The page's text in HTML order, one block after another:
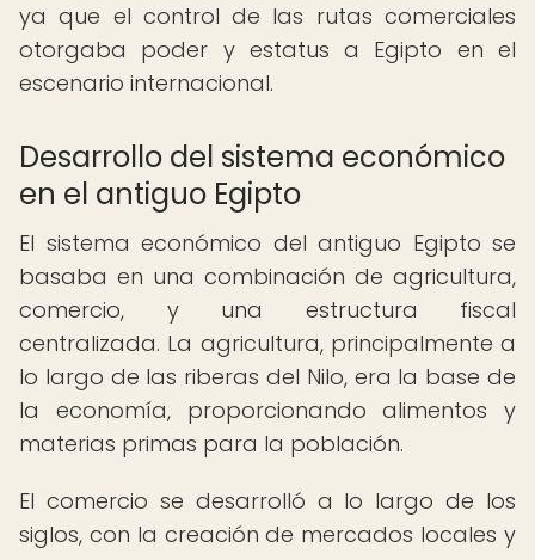
ya que el control de las rutas comerciales
otorgaba poder y estatus a Egipto en el
escenario internacional.
Desarrollo del sistema económico
en el antiguo Egipto
El sistema económico del antiguo Egipto se
basaba en una combinación de agricultura,
comercio, y una estructura fiscal
centralizada. La agricultura, principalmente a
lo largo de las riberas del Nilo, era la base de
la economía, proporcionando alimentos y
materias primas para la población.
El comercio se desarrolló a lo largo de los
siglos, con la creación de mercados locales y